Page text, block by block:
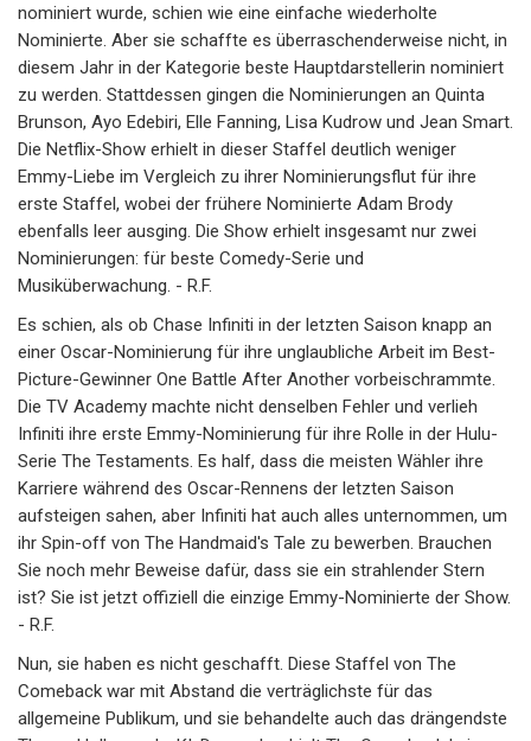
nominiert wurde, schien wie eine einfache wiederholte
Nominierte. Aber sie schaffte es überraschenderweise nicht, in
diesem Jahr in der Kategorie beste Hauptdarstellerin nominiert
zu werden. Stattdessen gingen die Nominierungen an Quinta
Brunson, Ayo Edebiri, Elle Fanning, Lisa Kudrow und Jean Smart.
Die Netflix-Show erhielt in dieser Staffel deutlich weniger
Emmy-Liebe im Vergleich zu ihrer Nominierungsflut für ihre
erste Staffel, wobei der frühere Nominierte Adam Brody
ebenfalls leer ausging. Die Show erhielt insgesamt nur zwei
Nominierungen: für beste Comedy-Serie und
Musiküberwachung. - R.F.
Es schien, als ob Chase Infiniti in der letzten Saison knapp an
einer Oscar-Nominierung für ihre unglaubliche Arbeit im Best-
Picture-Gewinner One Battle After Another vorbeischrammte.
Die TV Academy machte nicht denselben Fehler und verlieh
Infiniti ihre erste Emmy-Nominierung für ihre Rolle in der Hulu-
Serie The Testaments. Es half, dass die meisten Wähler ihre
Karriere während des Oscar-Rennens der letzten Saison
aufsteigen sahen, aber Infiniti hat auch alles unternommen, um
ihr Spin-off von The Handmaid's Tale zu bewerben. Brauchen
Sie noch mehr Beweise dafür, dass sie ein strahlender Stern
ist? Sie ist jetzt offiziell die einzige Emmy-Nominierte der Show.
- R.F.
Nun, sie haben es nicht geschafft. Diese Staffel von The
Comeback war mit Abstand die verträglichste für das
allgemeine Publikum, und sie behandelte auch das drängendste